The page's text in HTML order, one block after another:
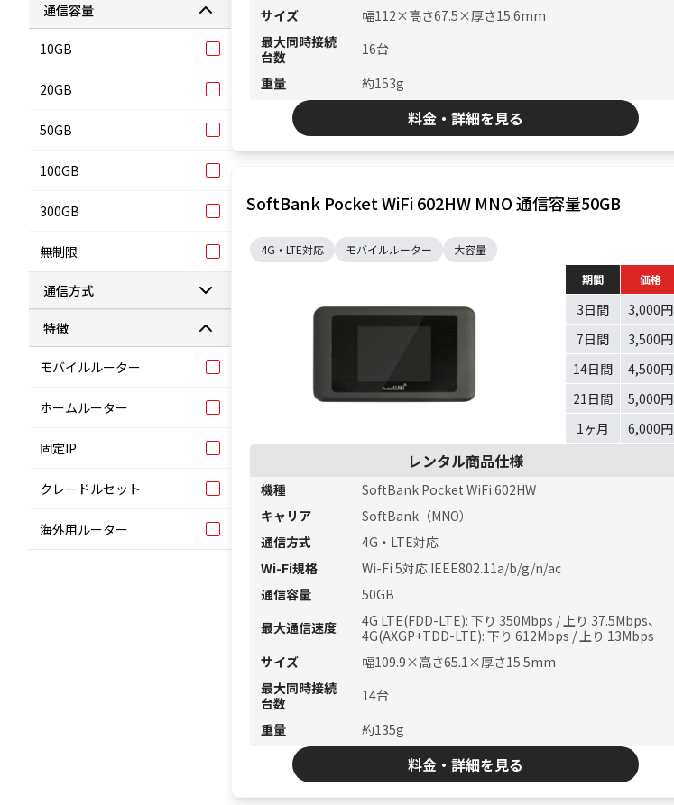
通信容量
10GB
20GB
50GB
100GB
300GB
無制限
通信方式
特徴
モバイルルーター
ホームルーター
固定IP
クレードルセット
海外用ルーター
サイズ
幅112×高さ67.5×厚さ15.6mm
最大同時接続
台数
16台
重量
約153g
料金・詳細を見る
SoftBank Pocket WiFi 602HW MNO 通信容量50GB
4G・LTE対応 モバイルルーター
大容量
期間
価格
3日間
3,000円
7日間
3,500円
14日間
4,500円
21日間
5,000円
1ヶ月
6,000円
レンタル商品仕様
機種
SoftBank Pocket WiFi 602HW
キャリア
SoftBank（MNO）
通信方式
4G・LTE対応
Wi-Fi規格
Wi-Fi 5対応 IEEE802.11a/b/g/n/ac
通信容量
50GB
最大通信速度
4G LTE(FDD-LTE): 下り 350Mbps / 上り 37.5Mbps、
4G(AXGP+TDD-LTE): 下り 612Mbps / 上り 13Mbps
サイズ
幅109.9×高さ65.1×厚さ15.5mm
最大同時接続
台数
14台
重量
約135g
料金・詳細を見る